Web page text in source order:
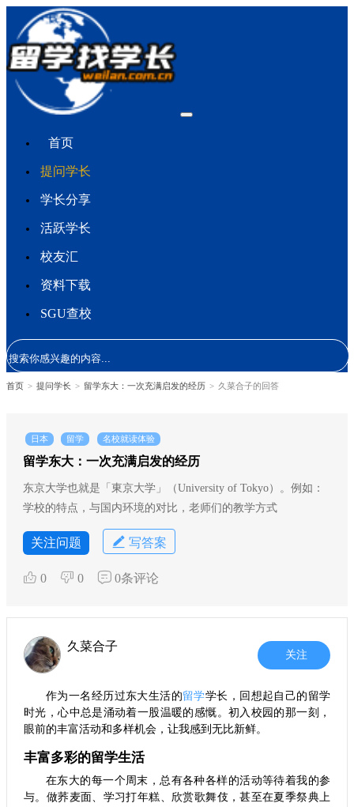
首页
提问学长
学长分享
活跃学长
校友汇
资料下载
SGU查校
首页 > 提问学长 > 留学东大：一次充满启发的经历 > 久菜合子的回答
日本 留学 名校就读体验
留学东大：一次充满启发的经历
东京大学也就是「東京大学」（University of Tokyo）。例如：
学校的特点，与国内环境的对比，老师们的教学方式
关注问题 写答案
0 0 0条评论
久菜合子
关注
作为一名经历过东大生活的留学学长，回想起自己的留学
时光，心中总是涌动着一股温暖的感慨。初入校园的那一刻，
眼前的丰富活动和多样机会，让我感到无比新鲜。
丰富多彩的留学生活
在东大的每一个周末，总有各种各样的活动等待着我的参
与。做荞麦面、学习打年糕、欣赏歌舞伎，甚至在夏季祭典上